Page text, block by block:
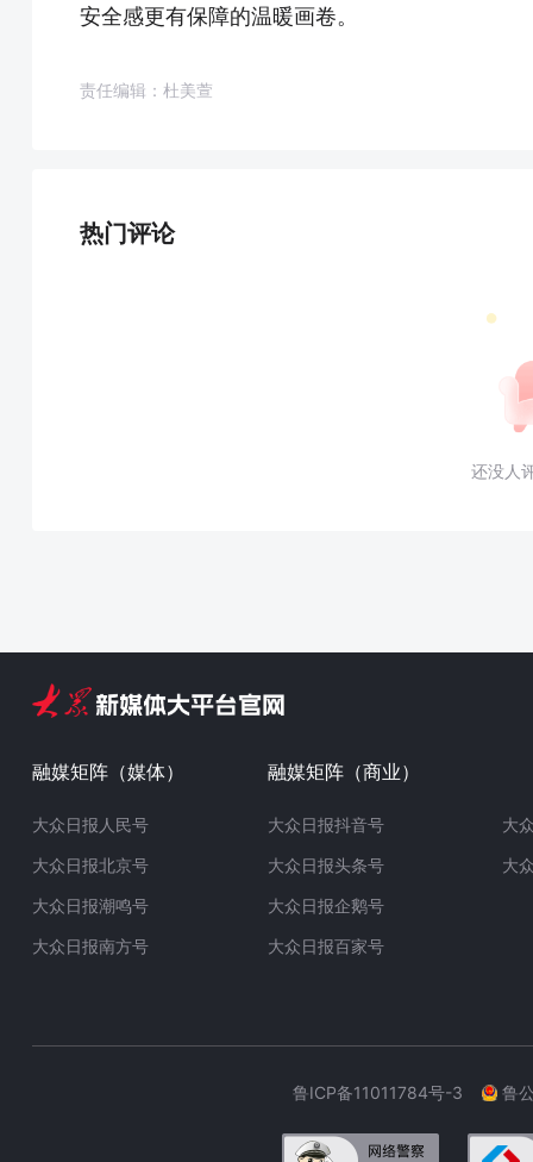
安全感更有保障的温暖画卷。
责任编辑：杜美萱
热门评论
还没人
融媒矩阵（媒体）
大众日报人民号
大众日报北京号
大众日报潮鸣号
大众日报南方号
融媒矩阵（商业）
大众日报抖音号
大众日报头条号
大众日报企鹅号
大众日报百家号
大
大
鲁ICP备11011784号-3 鲁